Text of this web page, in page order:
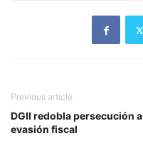
Previous article
DGII redobla persecución a
evasión fiscal